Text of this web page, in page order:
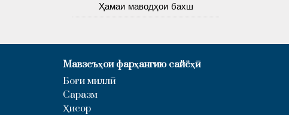
Ҳамаи маводҳои бахш
Мавзеъҳои фарҳангию сайёҳӣ
Боғи миллӣ
Саразм
Ҳисор